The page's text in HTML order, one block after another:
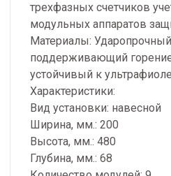
трехфазных счетчиков
модульных аппаратов
Материалы:
поддерживающий
устойчивый к
Характеристики:
Вид установки: навесной
Ширина, мм.: 200
Высота, мм.: 480
Глубина, мм.: 68